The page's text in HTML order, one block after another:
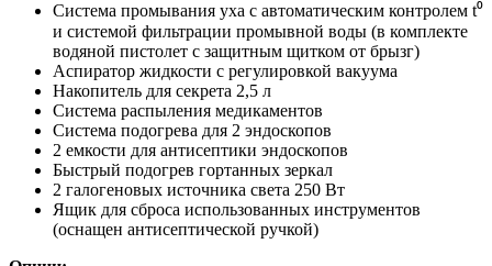
Система промывания уха с автоматическим контролем t⁰
и системой фильтрации промывной воды (в комплекте
водяной пистолет с защитным щитком от брызг)
Аспиратор жидкости с регулировкой вакуума
Накопитель для секрета 2,5 л
Система распыления медикаментов
Система подогрева для 2 эндоскопов
2 емкости для антисептики эндоскопов
Быстрый подогрев гортанных зеркал
2 галогеновых источника света 250 Вт
Ящик для сброса использованных инструментов
(оснащен антисептической ручкой)